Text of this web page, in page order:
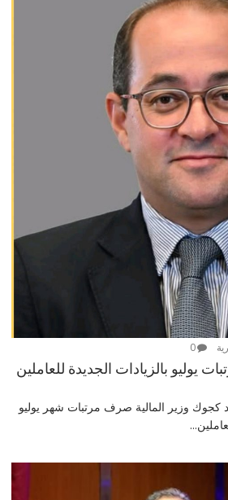
0
يوليو بالزيادات الجديدة للعاملين
كجوك وزير المالية صرف مرتبات شهر يوليو